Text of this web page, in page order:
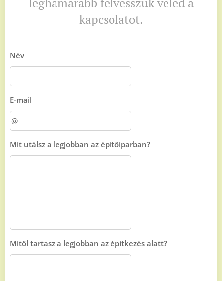
kapcsolatot.
Név
E-mail
Mit utálsz a legjobban az építőiparban?
Mitől tartasz a legjobban az építkezés alatt?